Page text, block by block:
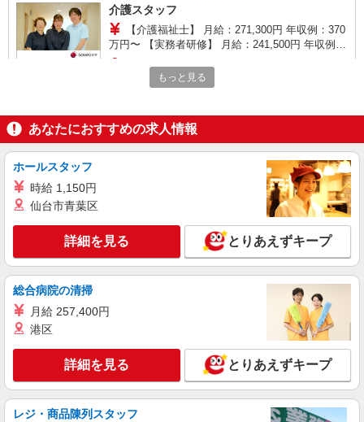
介護スタッフ
【介護福祉士】 月給：271,300円 年収例：370
万円〜 【実務者研修】 月給：241,500円 年収例：
330万円〜 【初任者研修】 月給：232,700円 年収
例：320万円〜 ※職務手当、働きがい向上手当、
日祝手当（月平均2回分）、夜勤手当（月平均5回
す。 ※介護福祉士のみ、特別職務手当も含む ◎オ
ンコール手当（1,500円/日）別途支給あり ◎残業
時は別途時間外手当支給（超過1分〜） ◎賞与
埼玉県川口市戸塚5-8-3
正社員
そんぽの家 東川口/1068aa1
【介護福祉士】 月給：285,800円 年収例：384
345万円〜 【初任者研修・無資格】 月給：
247,200円 年収例：334万円〜 ※職務手当、働き
がい向上手当、日祝手当（月平均2回分）、夜勤手
当（月平均5回分）等、毎月平均的に支払われる手
当を含みます。 ※介護福祉士のみ、特別職務手当
分〜） ◎賞与 基本給2.08ヶ月分/年支給
埼玉県川口市大字木曽呂717-1
キープ 詳細を見る
株式会社kotrio /●SW-H1-2099238
レア＊欠員により急募！シニア向けマンション
で生活サポート
時給1650円〜2312円 ＜日払い有/週払い有/交
通費全支給(ガソリン代含む)＞
川口市 交通費全額支給
もっと見る
あなたにおすすめの求人情報
ホールスタッフ
時給 1,150円
仙台市青葉区
詳細を見る とりあえずキープ
総合病院の清掃
月給 257,400円
港区
詳細を見る とりあえずキープ
レジ・商品陳列スタッフ